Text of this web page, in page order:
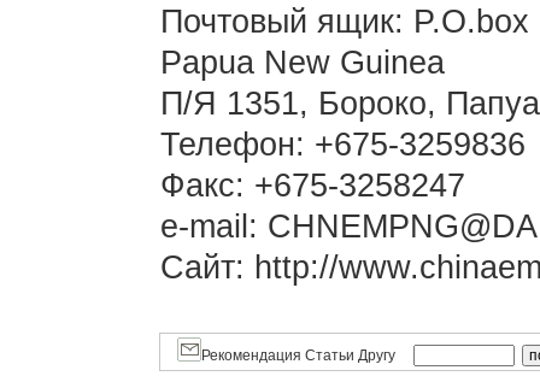
Почтовый ящик:
Papua New Guinea
П/Я 1351, Бороко,
Телефон: +675-3259836
Факс: +675-3258247
e-mail:
Сайт: http://
Рекомендация Статьи Другу